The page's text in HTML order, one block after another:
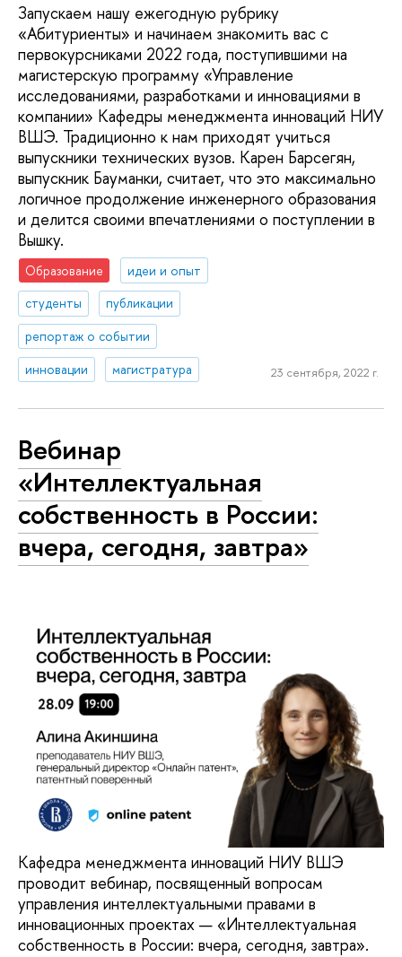
Запускаем нашу ежегодную рубрику
«Абитуриенты» и начинаем знакомить вас с
первокурсниками 2022 года, поступившими на
магистерскую программу «Управление
исследованиями, разработками и инновациями в
компании» Кафедры менеджмента инноваций НИУ
ВШЭ. Традиционно к нам приходят учиться
выпускники технических вузов. Карен Барсегян,
выпускник Бауманки, считает, что это максимально
логичное продолжение инженерного образования
и делится своими впечатлениями о поступлении в
Вышку.
Образование
идеи и опыт
студенты
публикации
репортаж о событии
инновации
магистратура 23 сентября, 2022 г.
Вебинар
«Интеллектуальная
собственность в России:
вчера, сегодня, завтра»
Кафедра менеджмента инноваций НИУ ВШЭ
проводит вебинар, посвященный вопросам
управления интеллектуальными правами в
инновационных проектах — «Интеллектуальная
собственность в России: вчера, сегодня, завтра».